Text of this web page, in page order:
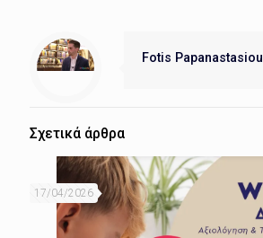
Fotis Papanastasiou
Σχετικά άρθρα
17/04/2026